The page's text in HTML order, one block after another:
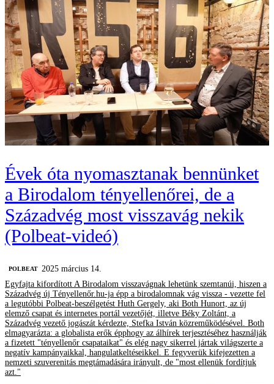
Évek óta nyomasztanak bennünket
a Birodalom tényellenőrei, de a
Századvég most visszavág nekik
(Polbeat-videó)
‎POLBEAT 2025 március 14.
Egyfajta kifordított A Birodalom visszavágnak lehetünk szemtanúi, hiszen a
Századvég új Tényellenőr.hu-ja épp a birodalomnak vág vissza - vezette fel
a legutóbbi Polbeat-beszélgetést Huth Gergely, aki Both Hunort, az új
elemző csapat és internetes portál vezetőjét, illetve Béky Zoltánt, a
Századvég vezető jogászát kérdezte, Stefka István közreműködésével. Both
elmagyarázta: a globalista erők épphogy az álhírek terjesztéséhez használják
a fizetett "tényellenőr csapataikat" és elég nagy sikerrel jártak világszerte a
negatív kampányaikkal, hangulatkeltéseikkel. E fegyverük kifejezetten a
nemzeti szuverenitás megtámadására irányult, de "most ellenük fordítjuk
azt."